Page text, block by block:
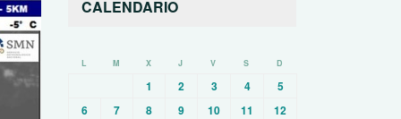
CALENDARIO
L M X J V S D
1 2 3 4
5
6
7 8 9 10 11
12